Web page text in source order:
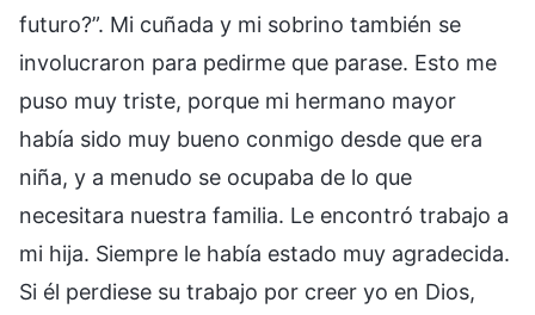
futuro?”. Mi cuñada y mi sobrino también se
involucraron para pedirme que parase. Esto me
puso muy triste, porque mi hermano mayor
había sido muy bueno conmigo desde que era
niña, y a menudo se ocupaba de lo que
necesitara nuestra familia. Le encontró trabajo a
mi hija. Siempre le había estado muy agradecida.
Si él perdiese su trabajo por creer yo en Dios,